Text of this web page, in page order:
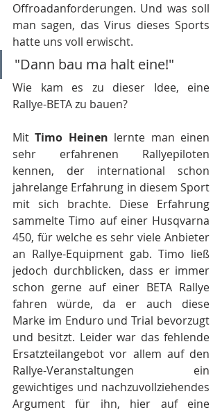
Offroadanforderungen. Und was soll
man sagen, das Virus dieses Sports
hatte uns voll erwischt.
"Dann bau ma halt eine!"
Wie kam es zu dieser Idee, eine
Rallye-BETA zu bauen?
Mit Timo Heinen lernte man einen
sehr erfahrenen Rallyepiloten
kennen, der international schon
jahrelange Erfahrung in diesem Sport
mit sich brachte. Diese Erfahrung
sammelte Timo auf einer Husqvarna
450, für welche es sehr viele Anbieter
an Rallye-Equipment gab. Timo ließ
jedoch durchblicken, dass er immer
schon gerne auf einer BETA Rallye
fahren würde, da er auch diese
Marke im Enduro und Trial bevorzugt
und besitzt. Leider war das fehlende
Ersatzteilangebot vor allem auf den
Rallye-Veranstaltungen ein
gewichtiges und nachzuvollziehendes
Argument für ihn, hier auf eine